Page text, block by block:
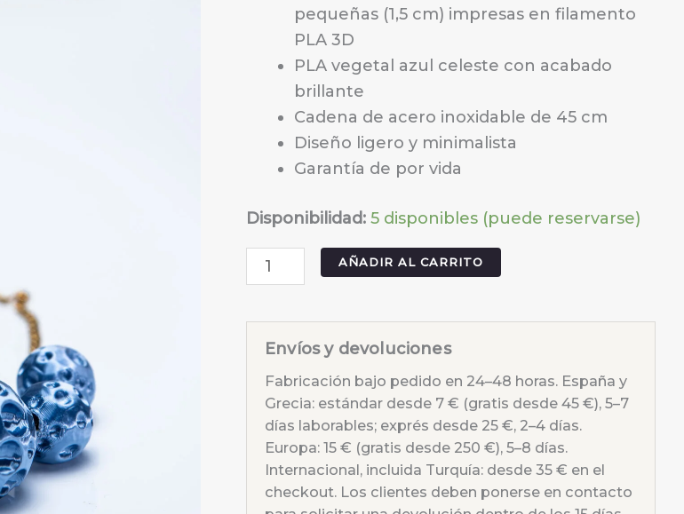
pequeñas (1,5 cm) impresas en filamento
PLA 3D
PLA vegetal azul celeste con acabado
brillante
Cadena de acero inoxidable de 45 cm
Diseño ligero y minimalista
Garantía de por vida
Disponibilidad: 5 disponibles (puede reservarse)
Gargantilla
Moon
AÑADIR AL CARRITO
Envíos y devoluciones
Fabricación bajo pedido en 24–48 horas. España y
Grecia: estándar desde 7 € (gratis desde 45 €), 5–7
días laborables; exprés desde 25 €, 2–4 días.
Europa: 15 € (gratis desde 250 €), 5–8 días.
Internacional, incluida Turquía: desde 35 € en el
checkout. Los clientes deben ponerse en contacto